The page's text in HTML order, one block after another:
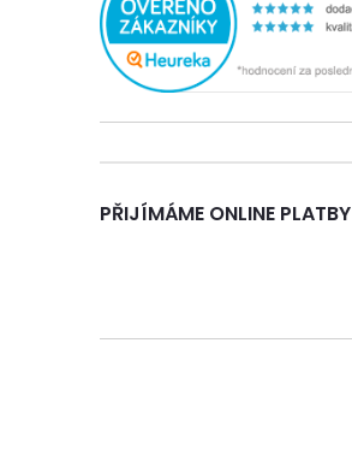
n
e
l
PŘIJÍMÁME ONLINE PLATBY